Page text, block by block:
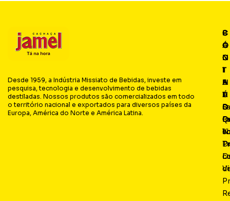
Desde 1959, a Indústria Missiato de Bebidas, investe em
pesquisa, tecnologia e desenvolvimento de bebidas
destiladas. Nossos produtos são comercializados em todo
o território nacional e exportados para diversos países da
Europa, América do Norte e América Latina.
P
Á
G
I
N
A
S
C
O
N
T
E
Ú
D
O
C
O
N
T
A
T
O
S
O
C
I
A
L